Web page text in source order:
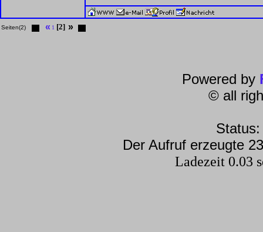
Seiten(2) « 1 [2] »
Powered by
© all
Der Aufruf erzeugte
Ladezeit 0.03